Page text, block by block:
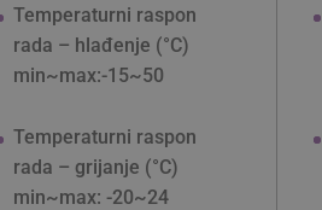
Temperaturni raspon
rada – hlađenje (°C)
min~max:-15~50
Temperaturni raspon
rada – grijanje (°C)
min~max: -20~24